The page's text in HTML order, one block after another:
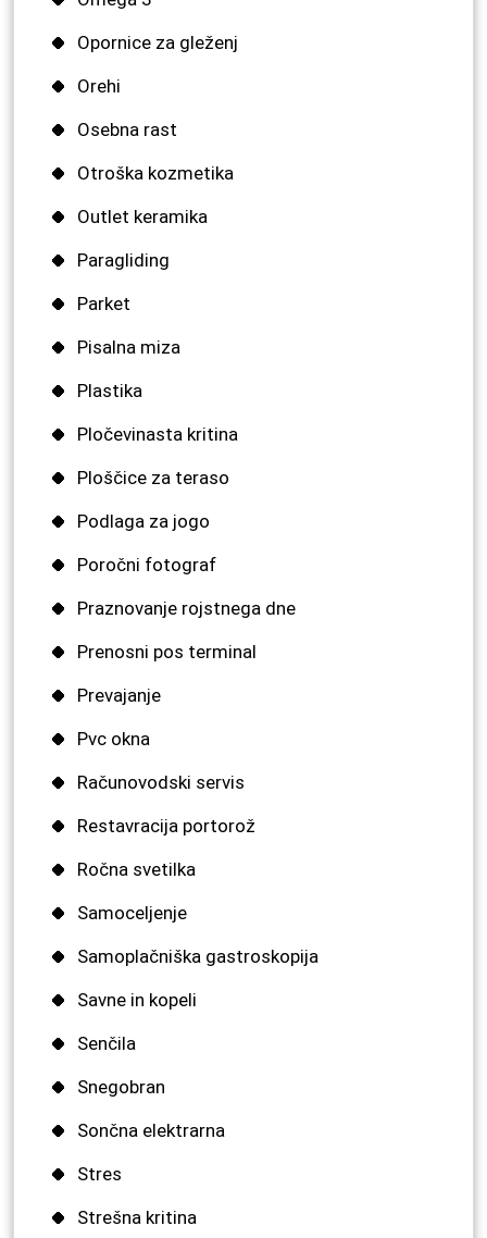
Opornice za gleženj
Orehi
Osebna rast
Otroška kozmetika
Outlet keramika
Paragliding
Parket
Pisalna miza
Plastika
Pločevinasta kritina
Ploščice za teraso
Podlaga za jogo
Poročni fotograf
Praznovanje rojstnega dne
Prenosni pos terminal
Prevajanje
Pvc okna
Računovodski servis
Restavracija portorož
Ročna svetilka
Samoceljenje
Samoplačniška gastroskopija
Savne in kopeli
Senčila
Snegobran
Sončna elektrarna
Stres
Strešna kritina